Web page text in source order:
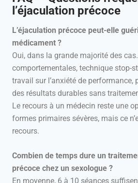
l’éjaculation précoce
L’éjaculation précoce peut-elle
médicament ?
Oui, dans la grande majorité des
comportementales, technique stop-
travail sur l’anxiété de performance,
des résultats durables sans
Le recours à un médecin reste une
formes primaires sévères, mais ce
recours.
Combien de temps dure un
précoce chez un sexologue ?
En moyenne, 6 à 10 séances